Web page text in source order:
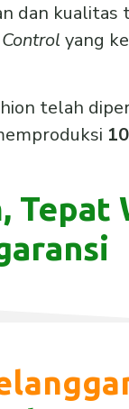
dan kualitas
yang
telah
Tepat